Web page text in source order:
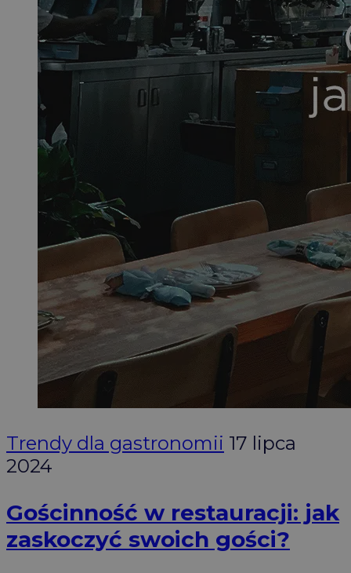
Trendy dla gastronomii 17 lipca
2024
Gościnność w restauracji: jak
zaskoczyć swoich gości?